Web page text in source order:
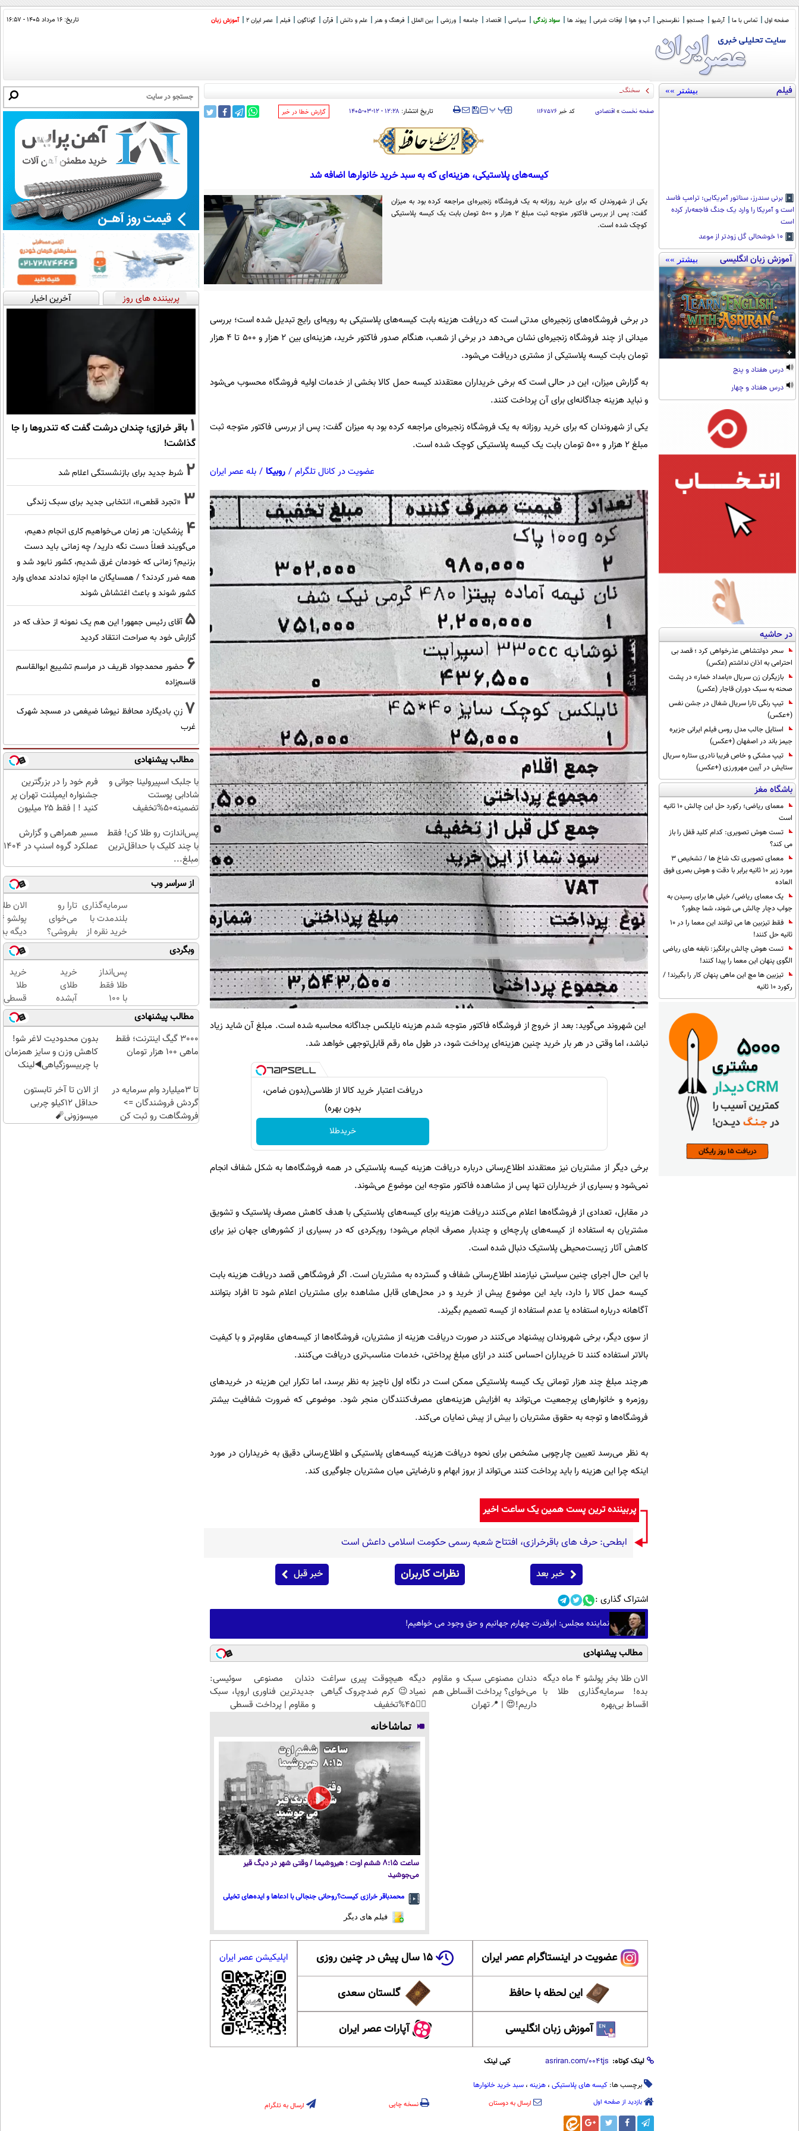
صفحه اول تماس با ما آرشیو جستجو نظرسنجی آب و هوا اوقات شرعی پیوند ها سواد زندگی سیاسی اقتصاد جامعه ورزشی بین الملل فرهنگ و هنر علم و دانش قرآن گوناگون فیلم عصر ایران 2 آموزش زبان تاریخ: ۱۶ مرداد ۱۴۰۵ - ۱۶:۵۷
فیلم بیشتر »»
برنی سندرز، سناتور آمریکایی: ترامپ فاسد
است و آمریکا را وارد یک جنگ فاجعه‌بار کرده
است
آموزش زبان انگلیسی بیشتر »»
درس هفتاد و پنج
درس هفتاد و چهار
در حاشیه
سحر دولتشاهی عذرخواهی کرد ؛ قصد بی
احترامی به اذان نداشتم (عکس)
بازیگران زن سریال «بامداد خمار» در پشت
صحنه به سبک دوران قاجار (عکس)
تیپ رنگی تارا سریال شغال در جشن نفس
(+عکس)
استایل جالب مدل روس فیلم ایرانی جزیره
جیمز باند در اصفهان (+عکس)
تیپ مشکی و خاص فریبا نادری ستاره سریال
ستایش در آیین مهرورزی (+عکس)
باشگاه مغز
معمای ریاضی؛ رکورد حل این چالش 10 ثانیه
است
تست هوش تصویری: کدام کلید قفل را باز
می کند؟
معمای تصویری تک شاخ ها / تشخیص 3
مورد زیر 10 ثانیه برابر با دقت و هوش بصری فوق
العاده
یک معمای ریاضی/ خیلی ها برای رسیدن به
جواب دچار چالش می شوند، شما چطور؟
فقط تیزبین ها می توانند این معما را در 10
ثانیه حل کنند!
تست هوش چالش برانگیز: نابغه های ریاضی
الگوی پنهان این معما را پیدا کنند!
تیزبین ها مچ این ماهی پنهان کار را بگیرند! /
رکورد 10 ثانیه
سخنگوی کمیسیون امنیت: چارچوب
صفحه نخست » اقتصادی کد خبر ۱۱۶۷۵۷۶ ‍‍‍ پ پ تاریخ انتشار: ۱۲:۲۸ - ۱۲-۰۳-۱۴۰۵ ‌گزارش خطا در خبر
کیسه‌های پلاستیکی، هزینه‌ای که به سبد خرید خانوار‌ها اضافه شد
یکی از شهروندان که برای خرید روزانه به یک فروشگاه زنجیره‌ای مراجعه کرده بود به میزان
گفت: پس از بررسی فاکتور متوجه ثبت مبلغ ۲ هزار و ۵۰۰ تومان بابت یک کیسه پلاستیکی
کوچک شده است.
در برخی فروشگاه‌های زنجیره‌ای مدتی است که دریافت هزینه بابت کیسه‌های پلاستیکی به رویه‌ای رایج تبدیل شده است؛ بررسی
میدانی از چند فروشگاه زنجیره‌ای نشان می‌دهد در برخی از شعب، هنگام صدور فاکتور خرید، هزینه‌ای بین ۲ هزار و ۵۰۰ تا ۴ هزار
تومان بابت کیسه پلاستیکی از مشتری دریافت می‌شود.
به گزارش میزان، این در حالی است که برخی خریداران معتقدند کیسه حمل کالا بخشی از خدمات اولیه فروشگاه محسوب می‌شود
و نباید هزینه جداگانه‌ای برای آن پرداخت کنند.
یکی از شهروندان که برای خرید روزانه به یک فروشگاه زنجیره‌ای مراجعه کرده بود به میزان گفت: پس از بررسی فاکتور متوجه ثبت
مبلغ ۲ هزار و ۵۰۰ تومان بابت یک کیسه پلاستیکی کوچک شده است.
عضویت در کانال تلگرام / روبیکا / بله عصر ایران
این شهروند می‌گوید: بعد از خروج از فروشگاه فاکتور متوجه شدم هزینه نایلکس جداگانه محاسبه شده است. مبلغ آن شاید زیاد
نباشد، اما وقتی در هر بار خرید چنین هزینه‌ای پرداخت شود، در طول ماه رقم قابل‌توجهی خواهد شد.
دریافت اعتبار خرید کالا از طلاسی(بدون ضامن،
بدون بهره)
خریدطلا
برخی دیگر از مشتریان نیز معتقدند اطلاع‌رسانی درباره دریافت هزینه کیسه پلاستیکی در همه فروشگاه‌ها به شکل شفاف انجام
نمی‌شود و بسیاری از خریداران تنها پس از مشاهده فاکتور متوجه این موضوع می‌شوند.
در مقابل، تعدادی از فروشگاه‌ها اعلام می‌کنند دریافت هزینه برای کیسه‌های پلاستیکی با هدف کاهش مصرف پلاستیک و تشویق
مشتریان به استفاده از کیسه‌های پارچه‌ای و چندبار مصرف انجام می‌شود؛ رویکردی که در بسیاری از کشور‌های جهان نیز برای
کاهش آثار زیست‌محیطی پلاستیک دنبال شده است.
با این حال اجرای چنین سیاستی نیازمند اطلاع‌رسانی شفاف و گسترده به مشتریان است. اگر فروشگاهی قصد دریافت هزینه بابت
کیسه حمل کالا را دارد، باید این موضوع پیش از خرید و در محل‌های قابل مشاهده برای مشتریان اعلام شود تا افراد بتوانند
آگاهانه درباره استفاده یا عدم استفاده از کیسه تصمیم بگیرند.
از سوی دیگر، برخی شهروندان پیشنهاد می‌کنند در صورت دریافت هزینه از مشتریان، فروشگاه‌ها از کیسه‌های مقاوم‌تر و با کیفیت
بالاتر استفاده کنند تا خریداران احساس کنند در ازای مبلغ پرداختی، خدمات مناسب‌تری دریافت می‌کنند.
هرچند مبلغ چند هزار تومانی یک کیسه پلاستیکی ممکن است در نگاه اول ناچیز به نظر برسد، اما تکرار این هزینه در خرید‌های
روزمره و خانوار‌های پرجمعیت می‌تواند به افزایش هزینه‌های مصرف‌کنندگان منجر شود. موضوعی که ضرورت شفافیت بیشتر
فروشگاه‌ها و توجه به حقوق مشتریان را بیش از پیش نمایان می‌کند.
به نظر می‌رسد تعیین چارچوبی مشخص برای نحوه دریافت هزینه کیسه‌های پلاستیکی و اطلاع‌رسانی دقیق به خریداران در مورد
اینکه چرا این هزینه را باید پرداخت کنند می‌تواند از بروز ابهام و نارضایتی میان مشتریان جلوگیری کند.
پربیننده ترین پست همین یک ساعت اخیر
ابطحی: حرف های باقرخرازی، افتتاح شعبه رسمی حکومت اسلامی داعش است
خبر بعد نظرات کاربران خبر قبل
اشتراک گذاری :
نماینده مجلس: ابرقدرت چهارم جهانیم و حق وجود می خواهیم!
مطالب پیشنهادی
الان طلا بخر پولشو 4 ماه دیگه
بده! سرمایه‌گذاری طلا با
اقساط بی‌بهره
دندان مصنوعی سبک و مقاوم
می‌خوای؟ پرداخت اقساطی هم
داریم!😍 | 📍تهران
دیگه هیچوقت پیری سراغت
نمیاد😉 کرم ضدچروک گیاهی
👈🏻45%تخفیف
دندان مصنوعی سوئیسی:
جدیدترین فناوری اروپا، سبک
و مقاوم | پرداخت قسطی
تماشاخانه
ساعت ۸:۱۵ ششم اوت ؛ هیروشیما / وقتی شهر در دیگ قیر
می‌جوشید
محمدباقر خرازی کیست؟روحانی جنجالی با ادعاها و ایده‌های تخیلی
فیلم های دیگر
عضویت در اینستاگرام عصر ایران ۱۵ سال پیش در چنین روزی
این لحظه با حافظ گلستان سعدی
آموزش زبان انگلیسی آپارات عصر ایران
اپلیکیشن عصر ایران
لینک کوتاه: کپی لینک
برچسب ها: کیسه های پلاستیکی ، هزینه‌ ، سبد خرید خانوار‌ها
بازدید از صفحه اول ارسال به دوستان نسخه چاپی ارسال به تلگرام
پربیننده های روز آخرین اخبار
1 باقر خرازی؛ چندان درشت گفت که تندروها را جا
گذاشت!
2 شرط جدید برای بازنشستگی اعلام شد
3 «تجرد قطعی»، انتخابی جدید برای سبک زندگی
4 پزشکیان: هر زمان می‌خواهیم کاری انجام دهیم،
می‌گویند فعلاً دست نگه دارید/ چه زمانی باید دست
بزنیم؟ زمانی که خودمان غرق شدیم، کشور نابود شد و
همه ضرر کردند؟ / همسایگان ما اجازه ندادند عده‌ای وارد
کشور شوند و باعث اغتشاش شوند
5 آقای رئیس جمهور! این هم یک نمونه از حذف که در
گزارش خود به صراحت انتقاد کردید
6 حضور محمدجواد ظریف در مراسم تشییع ابوالقاسم
قاسم‌زاده
7 زنِ بادیگارد محافظ نیوشا ضیغمی در مسجد شهرک
غرب
مطالب پیشنهادی
با جلبک اسپیرولینا جوانی و
شادابی پوستت
تضمینه50%تخفیف
فرم خود را در بزرگترین
جشنواره ایمپلنت تهران پر
کنید ! | فقط ۲۵ میلیون
پس‌اندازت رو طلا کن! فقط
با چند کلیک با حداقل‌ترین
مبلغ...
مسیر همراهی و گزارش
عملکرد گروه اسنپ در ۱۴۰۴
از سراسر وب
سرمایه‌گذاری
بلندمدت با
خرید نقره از
دیجی‌کالا
تارا رو
می‌خوای
بفروشی؟
با
خودرو۴۵
یک‌روزه
بفروشش
الان
دیگه
طلا با
بی‌بهره
وبگردی
پس‌انداز
طلا فقط
با ۱۰۰
هزارتومان
(امن و
راحت)
خرید
طلای
آبشده
حتی با
۱۰۰هزارتومان
خرید
طلا
قسطی
مطالب پیشنهادی
3000 گیگ اینترنت؛ فقط
ماهی 100 هزار تومان
بدون محدودیت لاغر شو!
کاهش وزن و سایز همزمان
با چربیسوزگیاهی◀️لینک
تا 3میلیارد وام سرمایه در
گردش فروشندگان =>
فروشگاهت رو ثبت کن
از الان تا آخر تابستون
حداقل 12کیلو چربی
میسوزونی🧨